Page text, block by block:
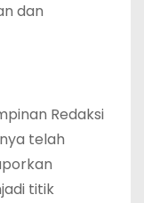
dan
Redaksi
telah
titik